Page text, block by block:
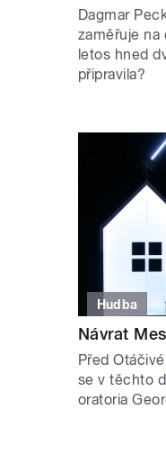
Dagmar
zaměřuje na
letos hned
připravila?
Hudba
Návrat
Před
se v těchto
oratoria